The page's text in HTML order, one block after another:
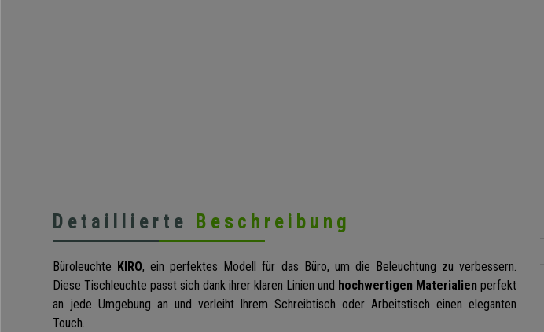
Detaillierte Beschreibung
Büroleuchte KIRO, ein perfektes Modell für das Büro, um die Beleuchtung zu verbessern.
Diese Tischleuchte passt sich dank ihrer klaren Linien und hochwertigen Materialien perfekt
an jede Umgebung an und verleiht Ihrem Schreibtisch oder Arbeitstisch einen eleganten
Touch.